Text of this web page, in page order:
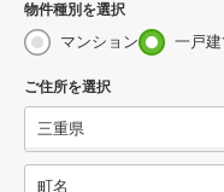
物件種別を選択
マンション 一戸建
ご住所を選択